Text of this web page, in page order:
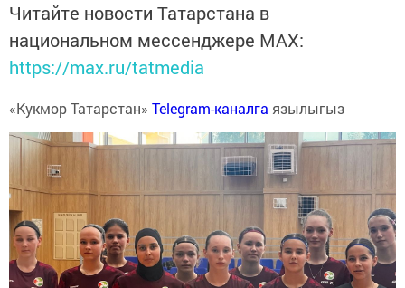
Читайте новости Татарстана в
национальном мессенджере MАХ:
https://max.ru/tatmedia
«Кукмор Татарстан» Telegram-каналга язылыгыз